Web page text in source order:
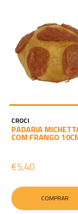
CROCI
PADARIA
COM FRANGO
€5,40
COMPRAR